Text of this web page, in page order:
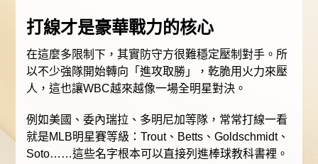
打線才是豪華戰力的核心
在這麼多限制下，其實防守方很難穩定壓制對手。所
以不少強隊開始轉向「進攻取勝」，乾脆用火力來壓
人，這也讓WBC越來越像一場全明星對決。
例如美國、委內瑞拉、多明尼加等隊，常常打線一看
就是MLB明星賽等級：Trout、Betts、Goldschmidt、
Soto……這些名字根本可以直接列進棒球教科書裡。